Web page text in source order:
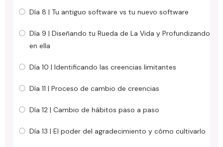
Día 8 | Tu antiguo software vs tu nuevo software
Día 9 | Diseñando tu Rueda de La Vida y Profundizando
en ella
Día 10 | Identificando las creencias limitantes
Día 11 | Proceso de cambio de creencias
Día 12 | Cambio de hábitos paso a paso
Día 13 | El poder del agradecimiento y cómo cultivarlo